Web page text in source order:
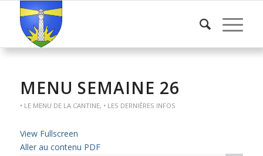
MENU SEMAINE 26
• LE MENU DE LA CANTINE, • LES DERNIÈRES INFOS
View Fullscreen
Aller au contenu PDF